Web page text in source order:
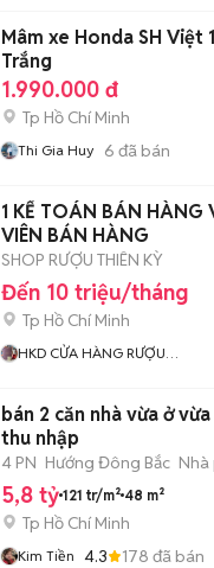
Mâm xe Honda SH Việt
Trắng
1.990.000 đ
Tp Hồ Chí Minh
Thi Gia Huy 6 đã bán
1 KẾ TOÁN BÁN HÀNG
VIÊN BÁN HÀNG
SHOP RƯỢU THIÊN KỲ
Đến 10 triệu/tháng
Tp Hồ Chí Minh
HKD CỬA HÀNG RƯỢU
bán 2 căn nhà vừa ở
thu nhập
4 PN Hướng Đông Bắc Nhà
5,8 tỷ 121 tr/m² 48 m²
Tp Hồ Chí Minh
Kim Tiền 4.3 178 đã bán